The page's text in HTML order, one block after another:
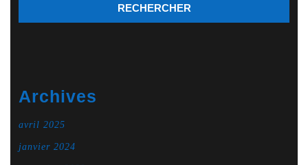
Archives
avril 2025
janvier 2024